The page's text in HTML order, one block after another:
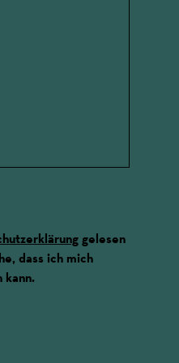
gelesen
dass ich mich
kann.